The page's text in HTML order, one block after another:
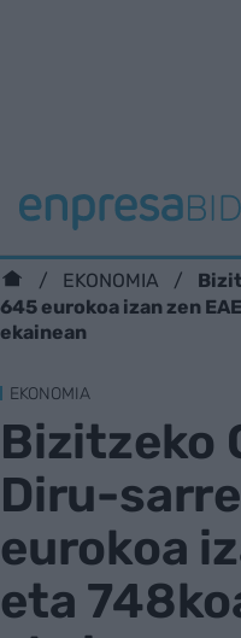
EKONOMIA
645 eurokoa izan zen
ekainean
EKONOMIA
Bizitzeko
Diru-
eurokoa
eta